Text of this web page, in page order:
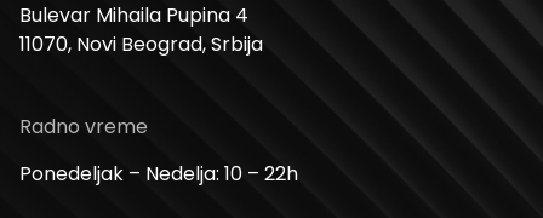
Bulevar Mihaila Pupina 4
11070, Novi Beograd, Srbija
Radno vreme
Ponedeljak – Nedelja: 10 – 22h